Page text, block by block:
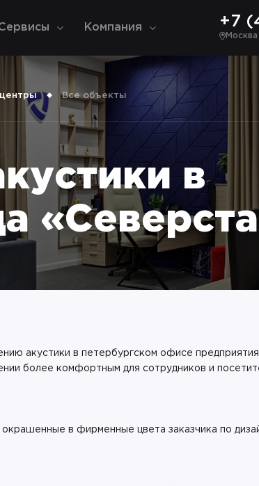
Компания +7
Москва
Все объекты
в
акустики в петербургском офисе
более комфортным для сотрудников и
в фирменные цвета заказчика по